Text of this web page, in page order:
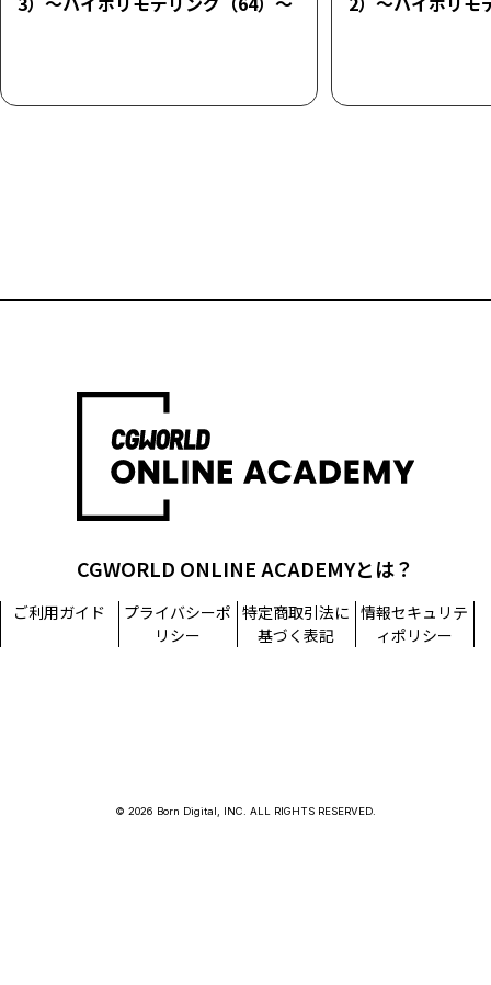
CGWORLD ONLINE ACADEMYとは？
ご利用ガイド
プライバシーポ
リシー
特定商取引法に
基づく表記
情報セキュリテ
ィポリシー
© 2026 Born Digital, INC. ALL RIGHTS RESERVED.